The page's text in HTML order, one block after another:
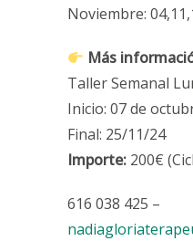
Noviembre:
Más
Taller Semanal
Inicio: 07 de
Final: 25/11/24
Importe: 200€
616 038 425 –